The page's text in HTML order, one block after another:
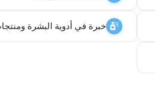
خبرة في أدوية البشرة